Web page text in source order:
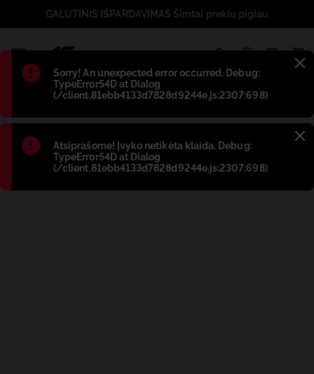
Błąd:
Sorry! An unexpected error occurred. Debug:
TypeError54D at Dialog
(/client.81ebb4133d7828d9244e.js:2307:698)
Błąd:
Atsiprašome! Įvyko netikėta klaida. Debug:
TypeError54D at Dialog
(/client.81ebb4133d7828d9244e.js:2307:698)
GALUTINIS IŠPARDAVIMAS Šimtai prekių pigiau